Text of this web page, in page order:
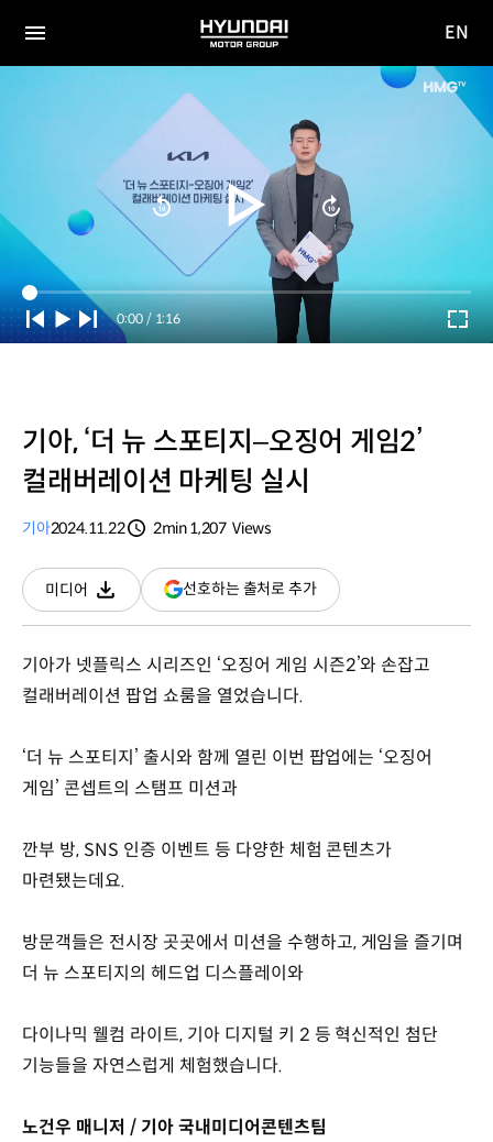
전체
HYUNDAI
MOTOR
사이
이동
EN
Current
Time
0:00 / Duration
1:16
기아, ‘더 뉴 스포티지–오징어 게임2’
컬래버레이션 마케팅 실시
기아2024.11.22
2min1,207 Views
미디어
다운로드
선호하는 출처로 추가(새
창
기아가 넷플릭스 시리즈인 ‘오징어 게임 시즌2’와 손잡고
컬래버레이션 팝업 쇼룸을 열었습니다.
‘더 뉴 스포티지’ 출시와 함께 열린 이번 팝업에는 ‘오징어
게임’ 콘셉트의 스탬프 미션과
깐부 방, SNS 인증 이벤트 등 다양한 체험 콘텐츠가
마련됐는데요.
방문객들은 전시장 곳곳에서 미션을 수행하고, 게임을 즐기며
더 뉴 스포티지의 헤드업 디스플레이와
다이나믹 웰컴 라이트, 기아 디지털 키 2 등 혁신적인 첨단
기능들을 자연스럽게 체험했습니다.
노건우 매니저 / 기아 국내미디어콘텐츠팀